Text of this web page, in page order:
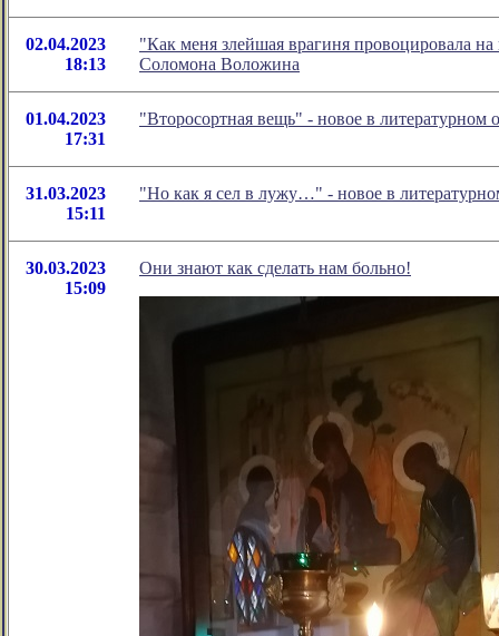
02.04.2023
18:13
"Как меня злейшая врагиня провоцировала
Соломона Воложина
01.04.2023
17:31
"Второсортная вещь" - новое в
31.03.2023
15:11
"Но как я сел в лужу…" - новое в
30.03.2023
15:09
Они знают как сделать нам больно!